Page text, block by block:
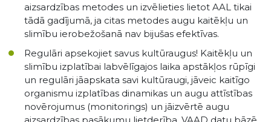
aizsardzības metodes un izvēlieties lietot AAL tikai
tādā gadījumā, ja citas metodes augu kaitēkļu un
slimību ierobežošanā nav bijušas efektīvas.
Regulāri apsekojiet savus kultūraugus! Kaitēkļu un
slimību izplatībai labvēlīgajos laika apstākļos rūpīgi
un regulāri jāapskata savi kultūraugi, jāveic kaitīgo
organismu izplatības dinamikas un augu attīstības
novērojumus (monitorings) un jāizvērtē augu